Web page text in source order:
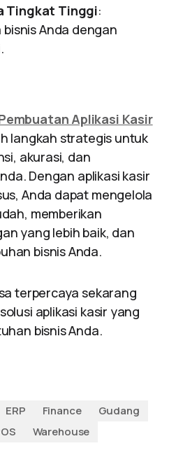
Tingkat Tinggi:
Anda dengan
Aplikasi Kasir
langkah strategis untuk
akurasi, dan
Dengan aplikasi kasir
Anda dapat mengelola
memberikan
yang lebih baik, dan
bisnis Anda.
terpercaya sekarang
aplikasi kasir yang
bisnis Anda.
ERP Finance
Gudang
Warehouse